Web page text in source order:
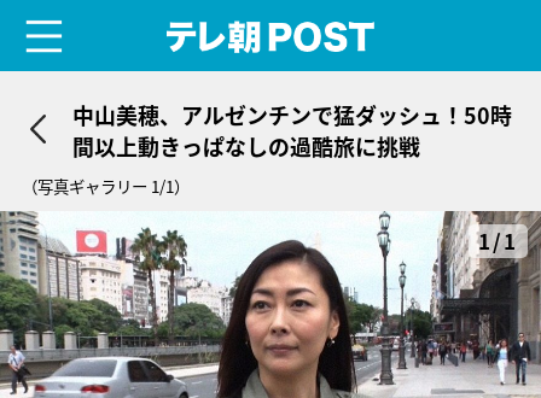
中山美穂、アルゼンチンで猛ダッシュ！50時
間以上動きっぱなしの過酷旅に挑戦
（写真ギャラリー 1/1）
1/1